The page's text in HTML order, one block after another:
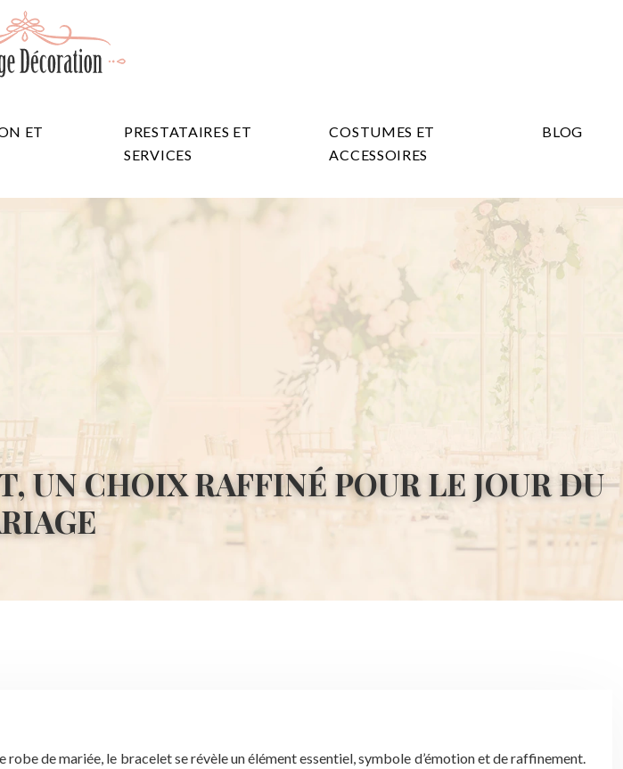
ET
PRESTATAIRES ET
SERVICES
COSTUMES ET
ACCESSOIRES
BLOG
UN CHOIX RAFFINÉ POUR LE JOUR DU
de mariée, le bracelet se révèle un élément essentiel, symbole d’émotion et de raffinement.